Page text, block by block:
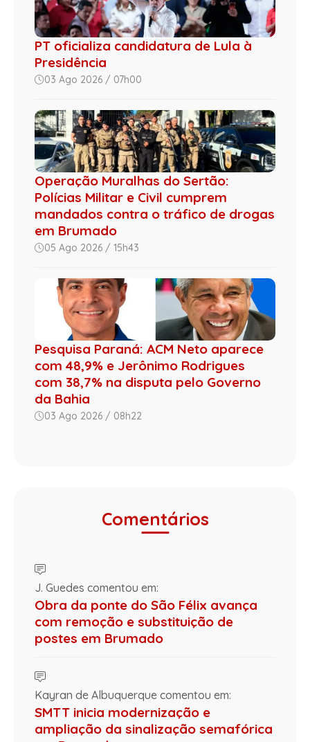
PT oficializa candidatura de Lula à
Presidência
03 Ago 2026 / 07h00
Operação Muralhas do Sertão:
Polícias Militar e Civil cumprem
mandados contra o tráfico de drogas
em Brumado
05 Ago 2026 / 15h43
Pesquisa Paraná: ACM Neto aparece
com 48,9% e Jerônimo Rodrigues
com 38,7% na disputa pelo Governo
da Bahia
03 Ago 2026 / 08h22
Comentários
J. Guedes comentou em:
Obra da ponte do São Félix avança
com remoção e substituição de
postes em Brumado
Kayran de Albuquerque comentou em:
SMTT inicia modernização e
ampliação da sinalização semafórica